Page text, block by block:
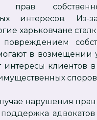
интересов. Из-
харьковчане
в возмещении
интересы клиентов
нарушения прав
адвокатов